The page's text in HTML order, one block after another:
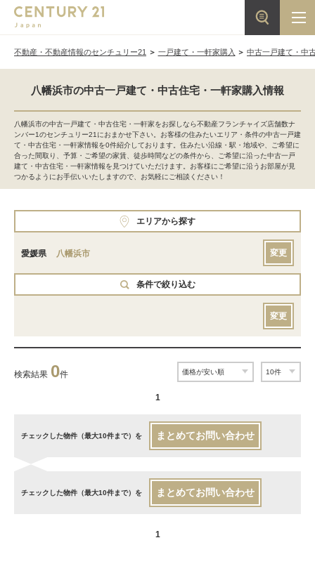
不動産・不動産情報のセンチュリー21 一戸建て・一軒家購入 中古一戸建て・中
八幡浜市の中古一戸建て・中古住宅・一軒家購入情報
八幡浜市の中古一戸建て・中古住宅・一軒家をお探しなら不動産フランチャイズ店舗数ナ
ンバー1のセンチュリー21におまかせ下さい。お客様の住みたいエリア・条件の中古一戸建
て・中古住宅・一軒家情報を0件紹介しております。住みたい沿線・駅・地域や、ご希望に
合った間取り、予算・ご希望の家賃、徒歩時間などの条件から、ご希望に沿った中古一戸
建て・中古住宅・一軒家情報を見つけていただけます。お客様にご希望に沿うお部屋が見
つかるようにお手伝いいたしますので、お気軽にご相談ください！
エリアから探す
愛媛県 八幡浜市 変更
条件で絞り込む
変更
検索結果 0件
1
チェックした物件（最大10件まで）を まとめてお問い合わせ
チェックした物件（最大10件まで）を まとめてお問い合わせ
1